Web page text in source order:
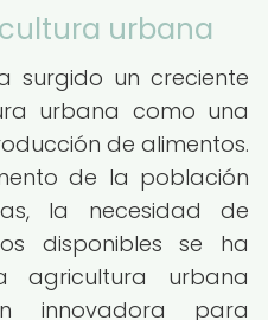
urbana
surgido un creciente
urbana como una
de alimentos.
de la población
la necesidad de
disponibles se ha
agricultura urbana
innovadora para